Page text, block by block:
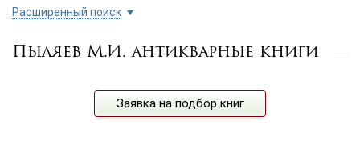
Расширенный поиск
Цена руб.
Пыляев М.И. антикварные книги
Заявка на подбор книг